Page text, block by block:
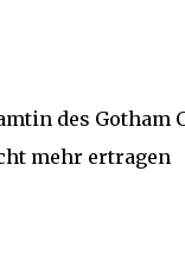
des Gotham
mehr ertragen